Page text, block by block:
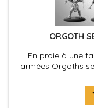
ORGOTH
En proie à une
armées Orgoths
gloire personnelle
de l'existence